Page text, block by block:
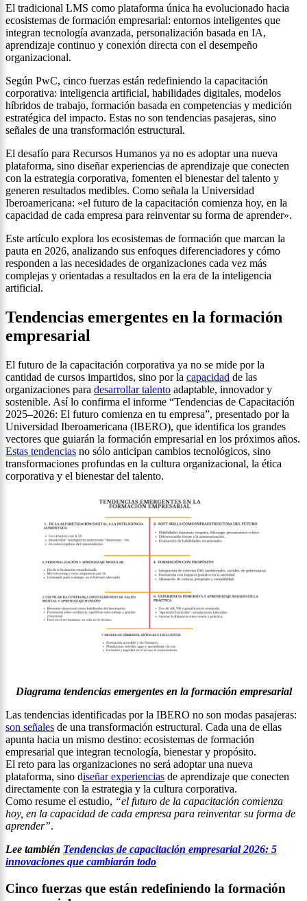
El tradicional LMS como plataforma única ha evolucionado hacia
ecosistemas de formación empresarial: entornos inteligentes que
integran tecnología avanzada, personalización basada en IA,
aprendizaje continuo y conexión directa con el desempeño
organizacional.
Según PwC, cinco fuerzas están redefiniendo la capacitación
corporativa: inteligencia artificial, habilidades digitales, modelos
híbridos de trabajo, formación basada en competencias y medición
estratégica del impacto. Estas no son tendencias pasajeras, sino
señales de una transformación estructural.
El desafío para Recursos Humanos ya no es adoptar una nueva
plataforma, sino diseñar experiencias de aprendizaje que conecten
con la estrategia corporativa, fomenten el bienestar del talento y
generen resultados medibles. Como señala la Universidad
Iberoamericana: «el futuro de la capacitación comienza hoy, en la
capacidad de cada empresa para reinventar su forma de aprender».
Este artículo explora los ecosistemas de formación que marcan la
pauta en 2026, analizando sus enfoques diferenciadores y cómo
responden a las necesidades de organizaciones cada vez más
complejas y orientadas a resultados en la era de la inteligencia
artificial.
Tendencias emergentes en la formación
empresarial
El futuro de la capacitación corporativa ya no se mide por la
cantidad de cursos impartidos, sino por la capacidad de las
organizaciones para desarrollar talento adaptable, innovador y
sostenible. Así lo confirma el informe “Tendencias de Capacitación
2025–2026: El futuro comienza en tu empresa”, presentado por la
Universidad Iberoamericana (IBERO), que identifica los grandes
vectores que guiarán la formación empresarial en los próximos años.
Estas tendencias no sólo anticipan cambios tecnológicos, sino
transformaciones profundas en la cultura organizacional, la ética
corporativa y el bienestar del talento.
Diagrama tendencias emergentes en la formación empresarial
Las tendencias identificadas por la IBERO no son modas pasajeras:
son señales de una transformación estructural. Cada una de ellas
apunta hacia un mismo destino: ecosistemas de formación
empresarial que integran tecnología, bienestar y propósito.
El reto para las organizaciones no será adoptar una nueva
plataforma, sino diseñar experiencias de aprendizaje que conecten
directamente con la estrategia y la cultura corporativa.
Como resume el estudio, “el futuro de la capacitación comienza
hoy, en la capacidad de cada empresa para reinventar su forma de
aprender”.
Lee también Tendencias de capacitación empresarial 2026: 5
innovaciones que cambiarán todo
Cinco fuerzas que están redefiniendo la formación